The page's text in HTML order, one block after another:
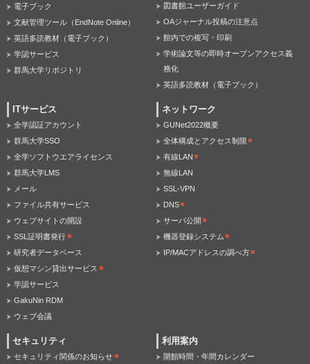
電子ブック
文献管理ツール（EndNote Online）
英語多読教材（電子ブック）
学認サービス
群馬大学リポジトリ
図書館ユーザーガイド
OAジャーナル投稿の注意点
館内での複写・印刷
学術論文等の即時オープンアクセス義
務化
英語多読教材（電子ブック）
ITサービス
全学認証アカウント
群馬大学SSO
全学ソフトウエアライセンス
群馬大学LMS
メール
ファイル共有サービス
ウェブサイトの開設
SSL証明書発行
研究者データベース
仮想マシン貸出サービス
学認サービス
GakuNin RDM
ウェブ会議
ネットワーク
GUNet2022概要
全体構成とアクセス制限
有線LAN
無線LAN
SSL-VPN
DNS
サーバ公開
機器登録システム
IP/MACアドレスの調べ方
セキュリティ
セキュリティ関係のお知らせ
利用案内
開館時間・年間カレンダー